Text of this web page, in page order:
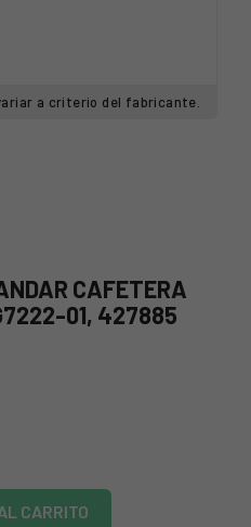
a criterio del fabricante.
CAFETERA
01, 427885
CARRITO